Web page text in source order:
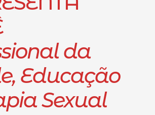
da
Educação
Sexual